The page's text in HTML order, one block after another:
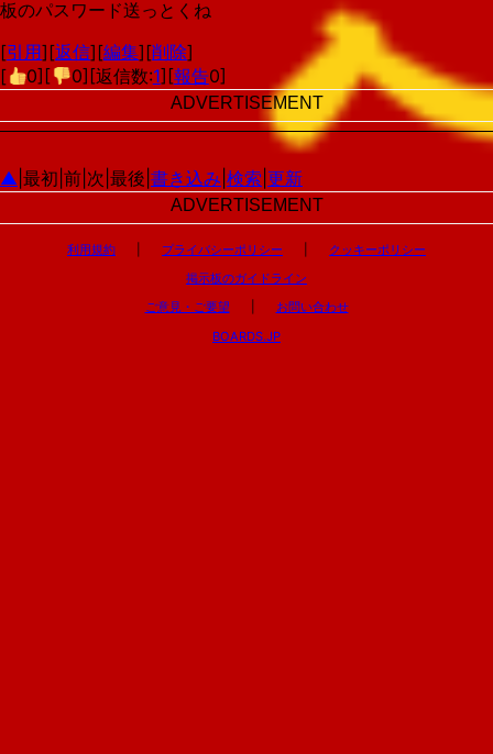
板のパスワード送っとくね
[引用][返信][編集][削除]
[
0][ 0][返信数:1][報告0]
ADVERTISEMENT
▲ |最初|前|次|最後| 書き込み 検索 更新
ADVERTISEMENT
利用規約 プライバシーポリシー
クッキーポリシー
掲示板のガイドライン
ご意見・ご要望
お問い合わせ
BOARDS.JP